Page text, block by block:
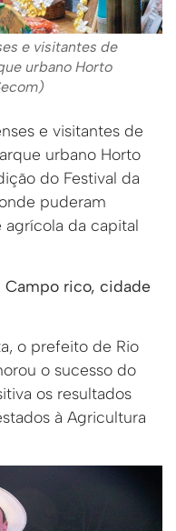
e visitantes de
urbano Horto
e visitantes de
urbano Horto
do Festival da
puderam
da capital
Campo rico, cidade
o prefeito de Rio
o sucesso do
os resultados
à Agricultura